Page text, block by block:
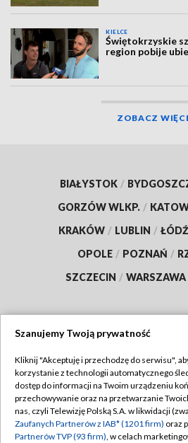
KIELCE
Świętokrzyskie
region pobije
ZOBACZ
BIAŁYSTOK /
GORZÓW WLKP. /
KRAKÓW / LUBLIN / ŁÓDŹ
OPOLE / POZNAŃ /
SZCZECIN / WARSZAWA
TVP
Abonament TVP
Emisja w TVP
Regulamin
Polityka
Szanujemy Twoją prywatność
Kliknij "Akceptuję i przechodzę do serwisu",
korzystanie z technologii automatycznego
dostęp do informacji na Twoim urządzeniu
przechowywanie oraz na przetwarzanie
nas, czyli Telewizję Polską S.A. w likwidacji
Zaufanych Partnerów z IAB* (1201 firm) oraz
Partnerów TVP (93 firm), w celach